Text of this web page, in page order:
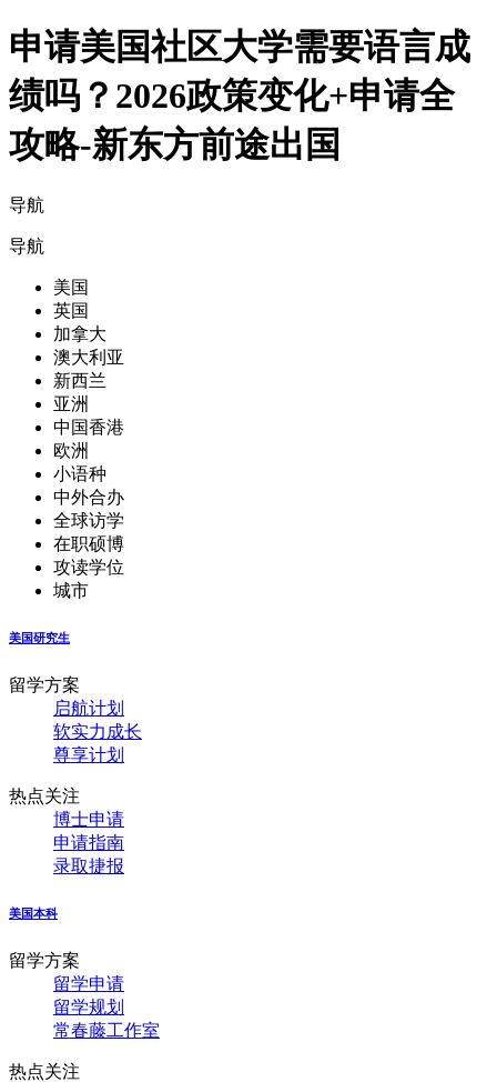
申请美国社区大学需要语言成
绩吗？2026政策变化+申请全
攻略-新东方前途出国
导航
导航
美国
英国
加拿大
澳大利亚
新西兰
亚洲
中国香港
欧洲
小语种
中外合办
全球访学
在职硕博
攻读学位
城市
美国研究生
留学方案
启航计划
软实力成长
尊享计划
热点关注
博士申请
申请指南
录取捷报
美国本科
留学方案
留学申请
留学规划
常春藤工作室
热点关注